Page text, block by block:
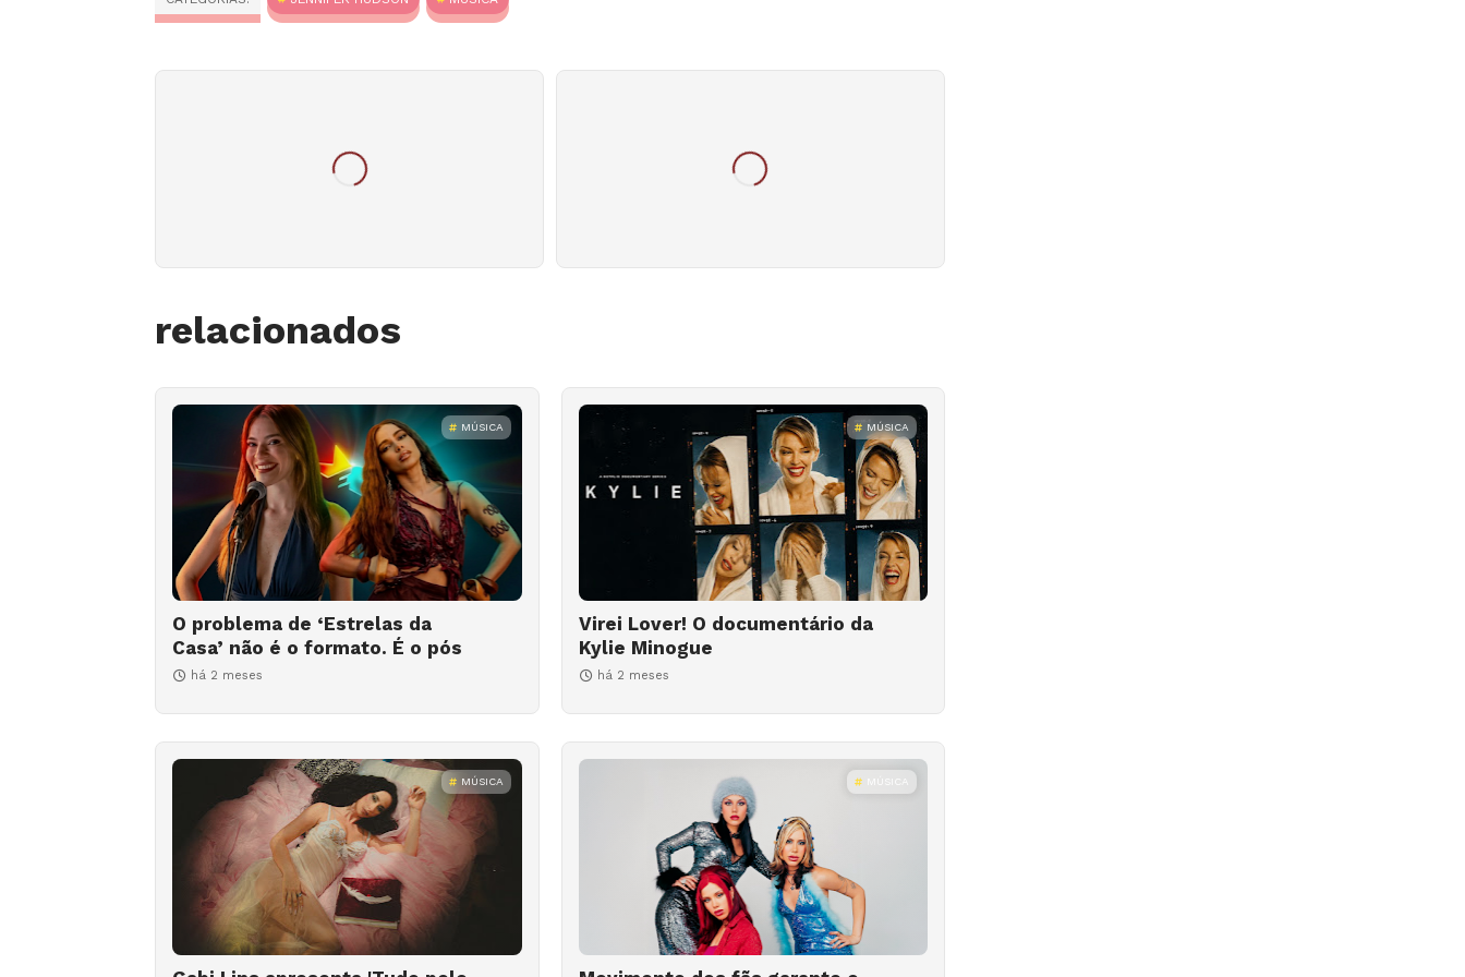
relacionados
MÚSICA
O problema de ‘Estrelas da
Casa’ não é o formato. É o pós
há 2 meses
MÚSICA
Virei Lover! O documentário da
Kylie Minogue
há 2 meses
MÚSICA MÚSICA